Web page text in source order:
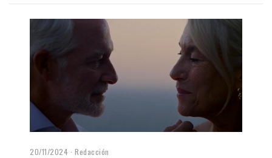
20/11/2024 Redacción